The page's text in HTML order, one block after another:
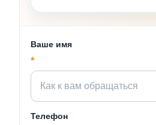
Ваше имя
*
Телефон